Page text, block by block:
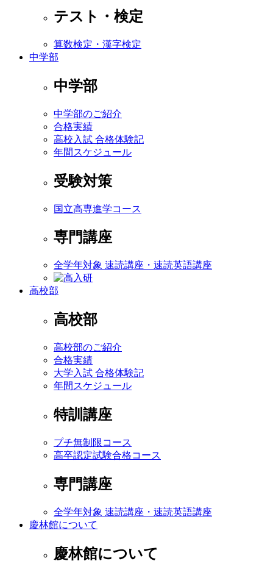
テスト・検定
算数検定・漢字検定
中学部
中学部
中学部のご紹介
合格実績
高校入試 合格体験記
年間スケジュール
受験対策
国立高専進学コース
専門講座
全学年対象 速読講座・速読英語講座
高校部
高校部
高校部のご紹介
合格実績
大学入試 合格体験記
年間スケジュール
特訓講座
プチ無制限コース
高卒認定試験合格コース
専門講座
全学年対象 速読講座・速読英語講座
慶林館について
慶林館について